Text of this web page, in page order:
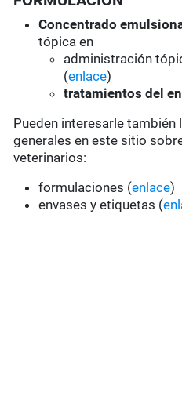
Concentrado
tópica en
administración
(enlace)
tratamientos del
Pueden interesarle
generales en este sitio
veterinarios:
formulaciones (enlace)
envases y etiquetas (